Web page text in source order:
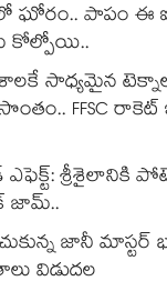
ఘోరం.. పాపం ఈ
కోల్పోయి..
సాధ్యమైన
FFSC రాకెట్
శ్రీశైలానికి
జామ్..
జానీ మాస్టర్
విడుదల